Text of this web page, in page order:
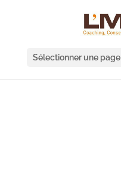
Sélectionner une page